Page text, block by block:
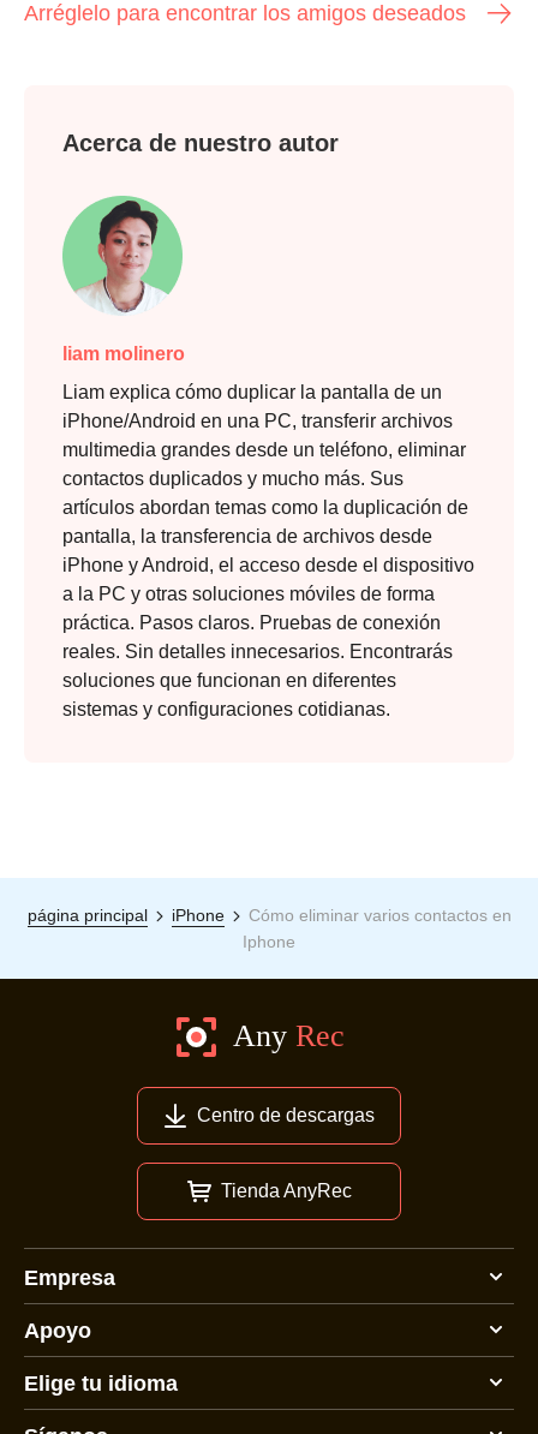
Arréglelo para encontrar los amigos deseados
Acerca de nuestro autor
liam molinero
Liam explica cómo duplicar la pantalla de un
iPhone/Android en una PC, transferir archivos
multimedia grandes desde un teléfono, eliminar
contactos duplicados y mucho más. Sus
artículos abordan temas como la duplicación de
pantalla, la transferencia de archivos desde
iPhone y Android, el acceso desde el dispositivo
a la PC y otras soluciones móviles de forma
práctica. Pasos claros. Pruebas de conexión
reales. Sin detalles innecesarios. Encontrarás
soluciones que funcionan en diferentes
sistemas y configuraciones cotidianas.
página principal iPhone
Cómo eliminar varios contactos en
Iphone
Centro de descargas
Tienda AnyRec
Empresa
Apoyo
Elige tu idioma